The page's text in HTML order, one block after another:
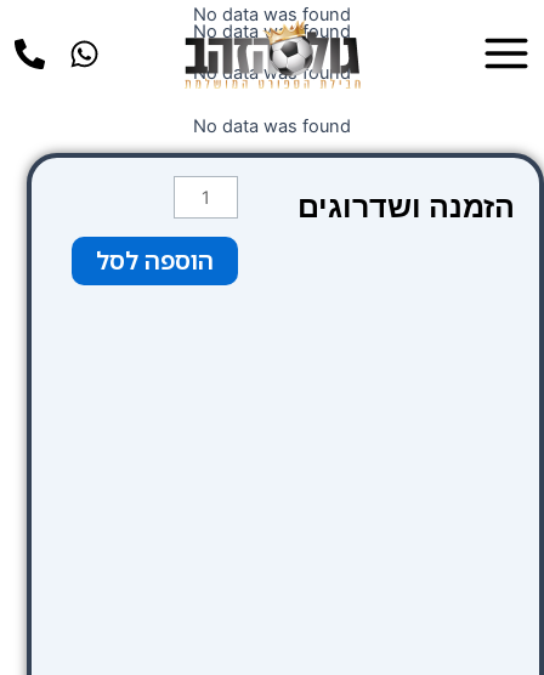
לתוכן
Menu
No data was found
No data was found
No data was found
No data was found
הזמנה ושדרוגים
כמות
של
קטגוריה
1
הוספה לסל